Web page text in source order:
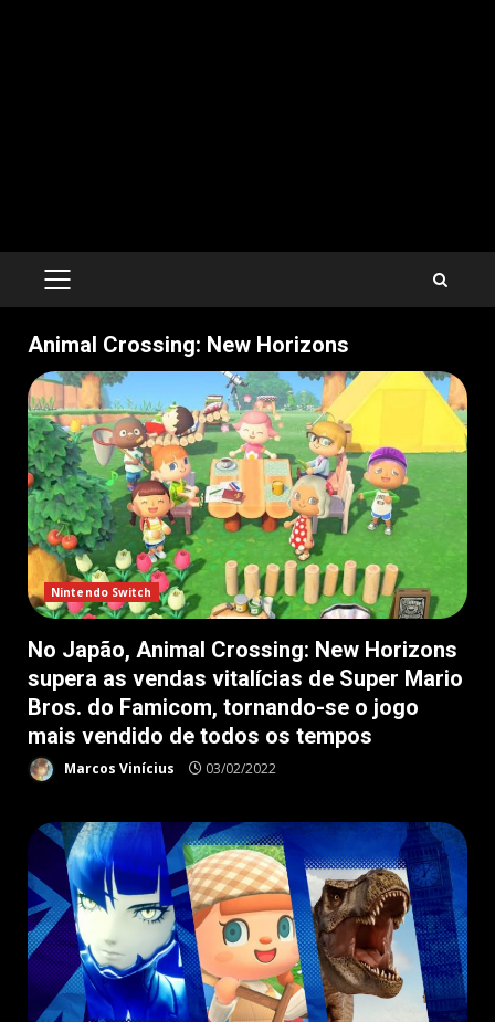
PRIMARY
Animal Crossing: New Horizons
Nintendo Switch
No Japão, Animal Crossing: New Horizons
supera as vendas vitalícias de Super Mario
Bros. do Famicom, tornando-se o jogo
mais vendido de todos os tempos
Marcos Vinícius 03/02/2022